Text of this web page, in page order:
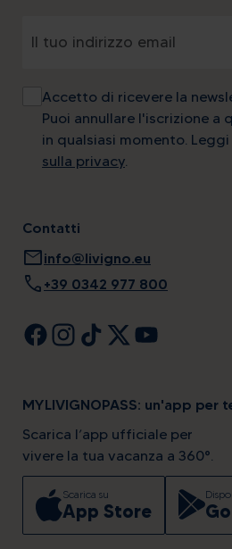
Accetto di ricevere la
Puoi annullare l'iscrizione a
in qualsiasi momento.
sulla privacy.
Contatti
mailinfo@livigno.eu
call +39 0342 977 800
MYLIVIGNOPASS: un'app per
Scarica l’app ufficiale per
vivere la tua vacanza a 360°.
Scarica su
App Store